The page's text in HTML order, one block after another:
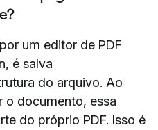
um editor de PDF
é salva
do arquivo. Ao
o documento, essa
do próprio PDF. Isso é